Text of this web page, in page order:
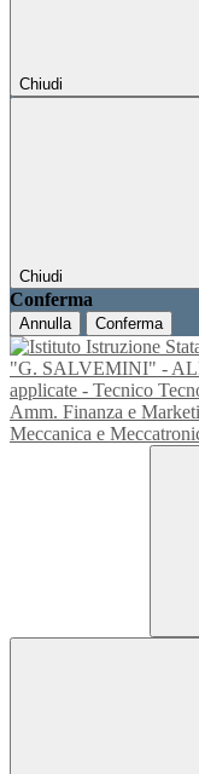
Chiudi
Chiudi
Conferma
Annulla Conferma
"G. SALVEMINI" -
applicate - Tecnico
Amm. Finanza e
Meccanica e